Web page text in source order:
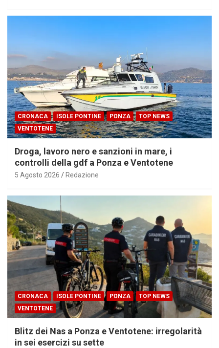
CRONACA ISOLE PONTINE PONZA
TOP NEWS
VENTOTENE
Droga, lavoro nero e sanzioni in mare, i
controlli della gdf a Ponza e Ventotene
5 Agosto 2026 Redazione
CRONACA ISOLE PONTINE PONZA
TOP NEWS
VENTOTENE
Blitz dei Nas a Ponza e Ventotene: irregolarità
in sei esercizi su sette